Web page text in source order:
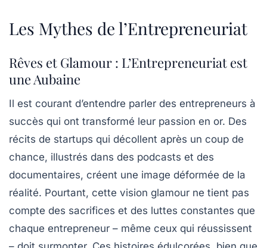
Les Mythes de l’Entrepreneuriat
Rêves et Glamour : L’Entrepreneuriat est
une Aubaine
Il est courant d’entendre parler des entrepreneurs à
succès qui ont transformé leur passion en or. Des
récits de startups qui décollent après un coup de
chance, illustrés dans des podcasts et des
documentaires, créent une image déformée de la
réalité. Pourtant, cette vision glamour ne tient pas
compte des sacrifices et des luttes constantes que
chaque entrepreneur – même ceux qui réussissent